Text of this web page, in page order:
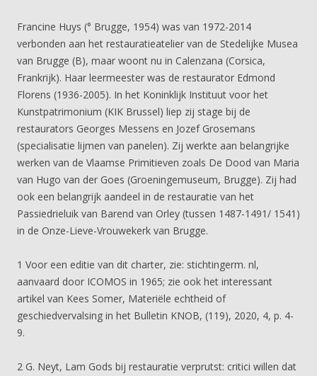
Francine Huys (° Brugge, 1954) was van 1972-2014
verbonden aan het restauratieatelier van de Stedelijke Musea
van Brugge (B), maar woont nu in Calenzana (Corsica,
Frankrijk). Haar leermeester was de restaurator Edmond
Florens (1936-2005). In het Koninklijk Instituut voor het
Kunstpatrimonium (KIK Brussel) liep zij stage bij de
restaurators Georges Messens en Jozef Grosemans
(specialisatie lijmen van panelen). Zij werkte aan belangrijke
werken van de Vlaamse Primitieven zoals De Dood van Maria
van Hugo van der Goes (Groeningemuseum, Brugge). Zij had
ook een belangrijk aandeel in de restauratie van het
Passiedrieluik van Barend van Orley (tussen 1487-1491/ 1541)
in de Onze-Lieve-Vrouwekerk van Brugge.
1 Voor een editie van dit charter, zie: stichtingerm. nl,
aanvaard door ICOMOS in 1965; zie ook het interessant
artikel van Kees Somer, Materiële echtheid of
geschiedvervalsing in het Bulletin KNOB, (119), 2020, 4, p. 4-
9.
2 G. Neyt, Lam Gods bij restauratie verprutst: critici willen dat